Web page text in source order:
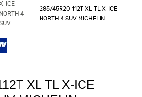
X-ICE
NORTH 4
SUV
285/45R20 112T XL TL X-ICE
NORTH 4 SUV MICHELIN
XL TL X-ICE